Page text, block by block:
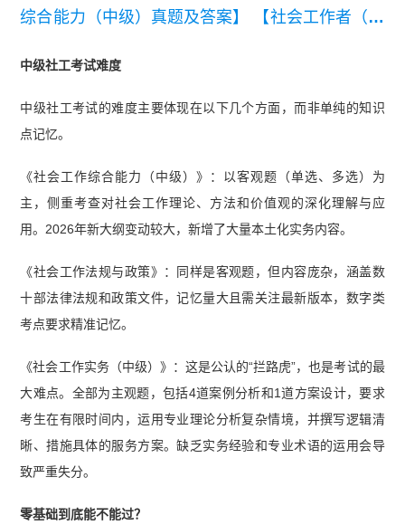
综合能力（中级）真题及答案】
【社会工作者（中
《社会工作综合能力（初级）》真题汇总（高清可
打印）】
力》真题及答案】 【2025年中级社工《专业实
务》真题及答案】 【2025年初级社工《社会工作
综合能力》真题及答案】 【2025年中级社工《社
会工作法规与政策》真题及答案解析】
中级社工考试难度
中级社工考试的难度主要体现在以下几个方面，而非单纯的知识
点记忆。
《社会工作综合能力（中级）》：以客观题（单选、多选）为
主，侧重考查对社会工作理论、方法和价值观的深化理解与应
用。2026年新大纲变动较大，新增了大量本土化实务内容。
《社会工作法规与政策》：同样是客观题，但内容庞杂，涵盖数
十部法律法规和政策文件，记忆量大且需关注最新版本，数字类
考点要求精准记忆。
《社会工作实务（中级）》：这是公认的“拦路虎”，也是考试的最
大难点。全部为主观题，包括4道案例分析和1道方案设计，要求
考生在有限时间内，运用专业理论分析复杂情境，并撰写逻辑清
晰、措施具体的服务方案。缺乏实务经验和专业术语的运用会导
致严重失分。
零基础到底能不能过？